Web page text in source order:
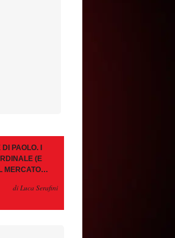
PAOLO. I
(E
MERCATO
RESTA È
di Luca Serafini